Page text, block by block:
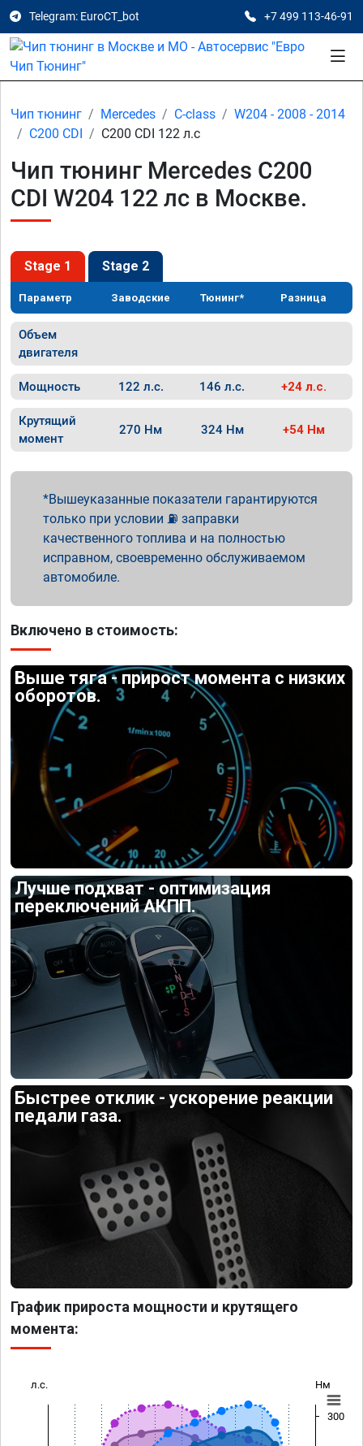
Telegram: EuroCT_bot +7 499 113-46-91
Чип тюнинг Mercedes C-class
W204 - 2008 - 2014
C200 CDI
C200 CDI 122 л.с
Чип тюнинг Mercedes C200
CDI W204 122 лс в Москве.
Stage 1 Stage 2
Параметр Заводские Тюнинг* Разница
Объем
двигателя
Мощность 122 л.с. 146 л.с. +24 л.с.
Крутящий
момент
270 Нм 324 Нм +54 Нм
Вышеуказанные показатели гарантируются
только при условии ⛽ заправки
качественного топлива и на полностью
исправном, своевременно обслуживаемом
автомобиле.
Включено в стоимость:
Выше тяга - прирост момента с низких
оборотов.
Лучше подхват - оптимизация
переключений АКПП.
Быстрее отклик - ускорение реакции
педали газа.
График прироста мощности и крутящего
момента:
л.с. Нм
300